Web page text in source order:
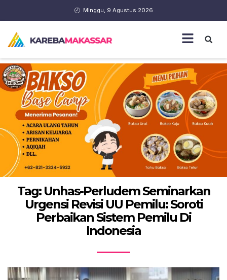
Minggu, 9 Agustus 2026
Tag: Unhas-Perludem Seminarkan
Urgensi Revisi UU Pemilu: Soroti
Perbaikan Sistem Pemilu Di
Indonesia